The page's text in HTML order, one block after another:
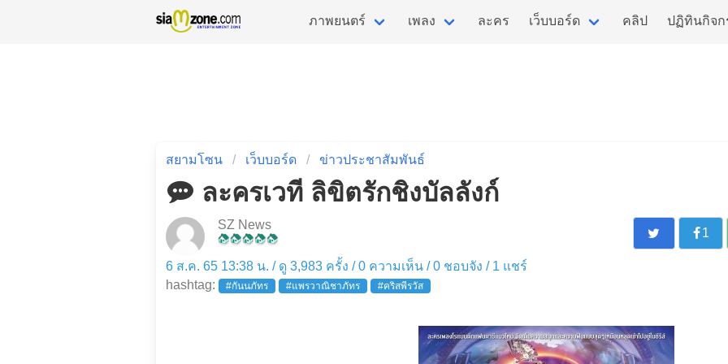
ภาพยนตร์ เพลง ละคร เว็บบอร์ด คลิป ปฏิทินกิจก
สยามโซน เว็บบอร์ด ข่าวประชาสัมพันธ์
ละครเวที ลิขิตรักชิงบัลลังก์
SZ News
1
6 ส.ค. 65 13:38 น. / ดู 3,983 ครั้ง / 0 ความเห็น /0 ชอบจัง / 1 แชร์
hashtag:
#กันนภัทร #แพรวาณิชาภัทร #คริสพีรวัส